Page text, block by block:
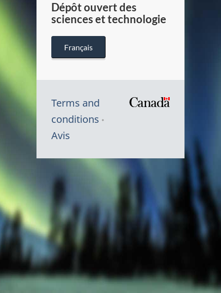
Dépôt ouvert des
sciences et technologie
Français
Terms and
conditions
Avis
Canada